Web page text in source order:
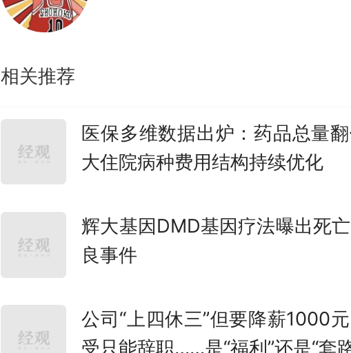
中首发，以技术突破引领行业升级
固态变压器，突破传统变压器技术
可广泛适配重卡充电站、储能系统集
数据中心等场景，大幅提升能源转
与系统集成度，实现降本增效双升
极浸没式液冷 720kW 功率柜 + 星
冷终端，打造整套全液冷系统架构
内率先推出100%全液冷充电终端场
相关推荐
医保多维数据出炉：药品总量
大住院病种费用结构持续优化
辉大基因DMD基因疗法曝出死
良事件
公司“上四休三”但要降薪1000
受只能辞职……是“福利”还是“套